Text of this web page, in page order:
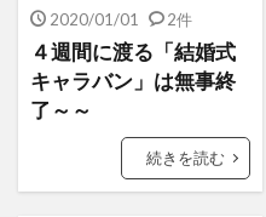
2020/01/01 2件
４週間に渡る「結婚式
キャラバン」は無事終
了～～
続きを読む